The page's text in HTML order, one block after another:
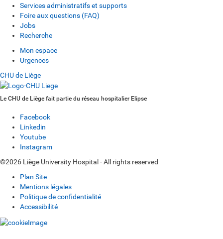
Services administratifs et supports
Foire aux questions (FAQ)
Jobs
Recherche
Mon espace
Urgences
CHU de Liège
Le CHU de Liège fait partie du réseau hospitalier Elipse
Facebook
Linkedin
Youtube
Instagram
©2026 Liège University Hospital - All rights reserved
Plan Site
Mentions légales
Politique de confidentialité
Accessibilité